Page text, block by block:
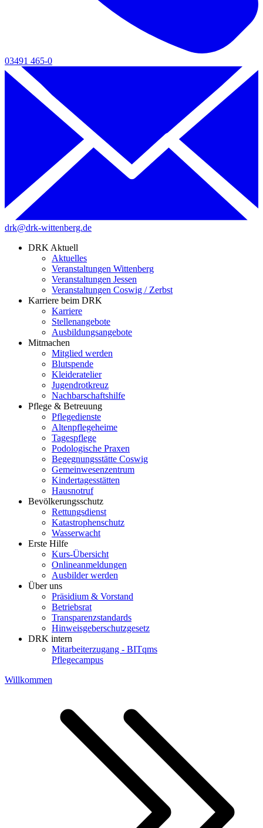
03491 465-0
drk@drk-wittenberg.de
DRK Aktuell
Aktuelles
Veranstaltungen Wittenberg
Veranstaltungen Jessen
Veranstaltungen Coswig / Zerbst
Karriere beim DRK
Karriere
Stellenangebote
Ausbildungsangebote
Mitmachen
Mitglied werden
Blutspende
Kleideratelier
Jugendrotkreuz
Nachbarschaftshilfe
Pflege & Betreuung
Pflegedienste
Altenpflegeheime
Tagespflege
Podologische Praxen
Begegnungsstätte Coswig
Gemeinwesenzentrum
Kindertagesstätten
Hausnotruf
Bevölkerungsschutz
Rettungsdienst
Katastrophenschutz
Wasserwacht
Erste Hilfe
Kurs-Übersicht
Onlineanmeldungen
Ausbilder werden
Über uns
Präsidium & Vorstand
Betriebsrat
Transparenzstandards
Hinweisgeberschutzgesetz
DRK intern
Mitarbeiterzugang - BITqms
Pflegecampus
Willkommen